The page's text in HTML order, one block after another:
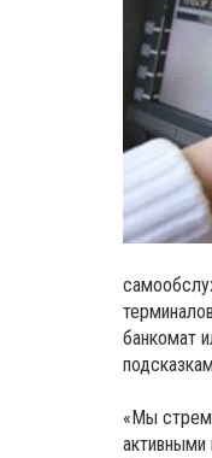
банкомат
«Мы
активными